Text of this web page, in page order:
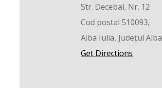
Str. Decebal, Nr. 12
Cod postal 510093,
Alba Iulia, Județul Alba
Get Directions